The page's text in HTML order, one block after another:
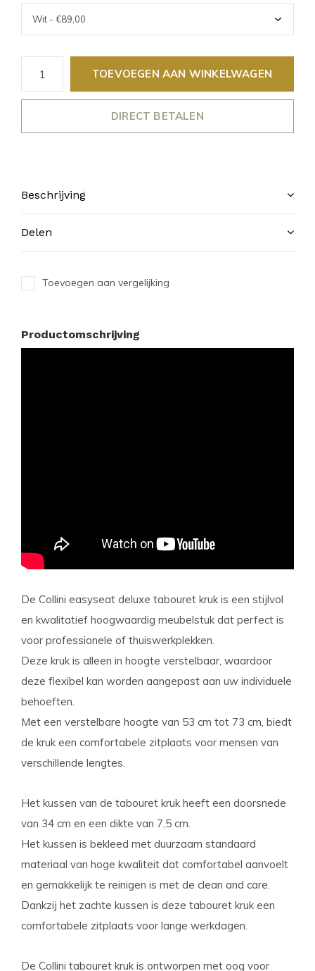
TOEVOEGEN AAN WINKELWAGEN
DIRECT BETALEN
Beschrijving
Delen
Toevoegen aan vergelijking
Productomschrijving
De Collini easyseat deluxe tabouret kruk is een stijlvol
en kwalitatief hoogwaardig meubelstuk dat perfect is
voor professionele of thuiswerkplekken.
Deze kruk is alleen in hoogte verstelbaar, waardoor
deze flexibel kan worden aangepast aan uw individuele
behoeften.
Met een verstelbare hoogte van 53 cm tot 73 cm, biedt
de kruk een comfortabele zitplaats voor mensen van
verschillende lengtes.
Het kussen van de tabouret kruk heeft een doorsnede
van 34 cm en een dikte van 7,5 cm.
Het kussen is bekleed met duurzaam standaard
materiaal van hoge kwaliteit dat comfortabel aanvoelt
en gemakkelijk te reinigen is met de clean and care.
Dankzij het zachte kussen is deze tabouret kruk een
comfortabele zitplaats voor lange werkdagen.
De Collini tabouret kruk is ontworpen met oog voor